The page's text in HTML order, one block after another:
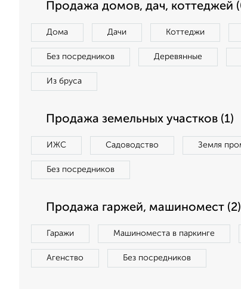
Продажа домов, дач, коттеджей
Дома Дачи Коттеджи
Без посредников Деревянные
Из бруса
Продажа земельных участков (1)
ИЖС Садоводство Земля
Без посредников
Продажа гаржей, машиномест (2)
Гаражи Машиноместа в паркинге
Агенство Без посредников